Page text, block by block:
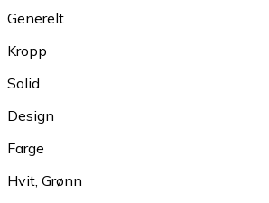
Generelt
Kropp
Solid
Design
Farge
Hvit, Grønn